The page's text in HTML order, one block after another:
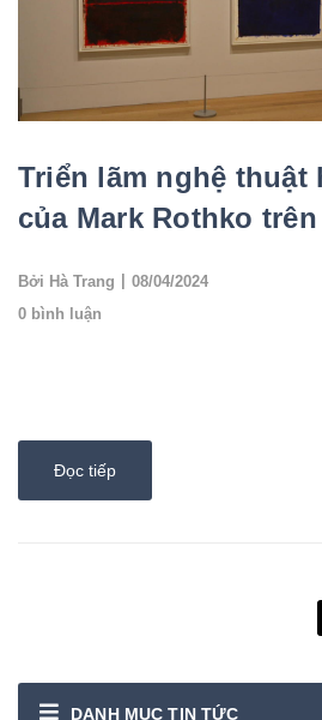
Triển lãm nghệ thuật
của Mark Rothko
Bởi Hà Trang
08/04/2024
0 bình luận
Đọc tiếp
DANH MỤC TIN TỨC